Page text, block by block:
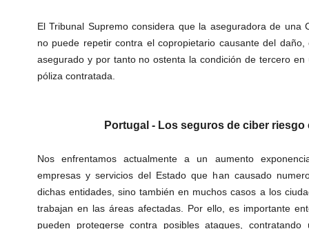
El Tribunal Supremo considera que la aseguradora de una
no puede repetir contra el copropietario causante del
asegurado y por tanto no ostenta la condición de tercero
póliza contratada.
Portugal - Los seguros de ciber riesgo
Nos enfrentamos actualmente a un aumento
empresas y servicios del Estado que han causado
dichas entidades, sino también en muchos casos a los
trabajan en las áreas afectadas. Por ello, es importante
pueden protegerse contra posibles ataques,